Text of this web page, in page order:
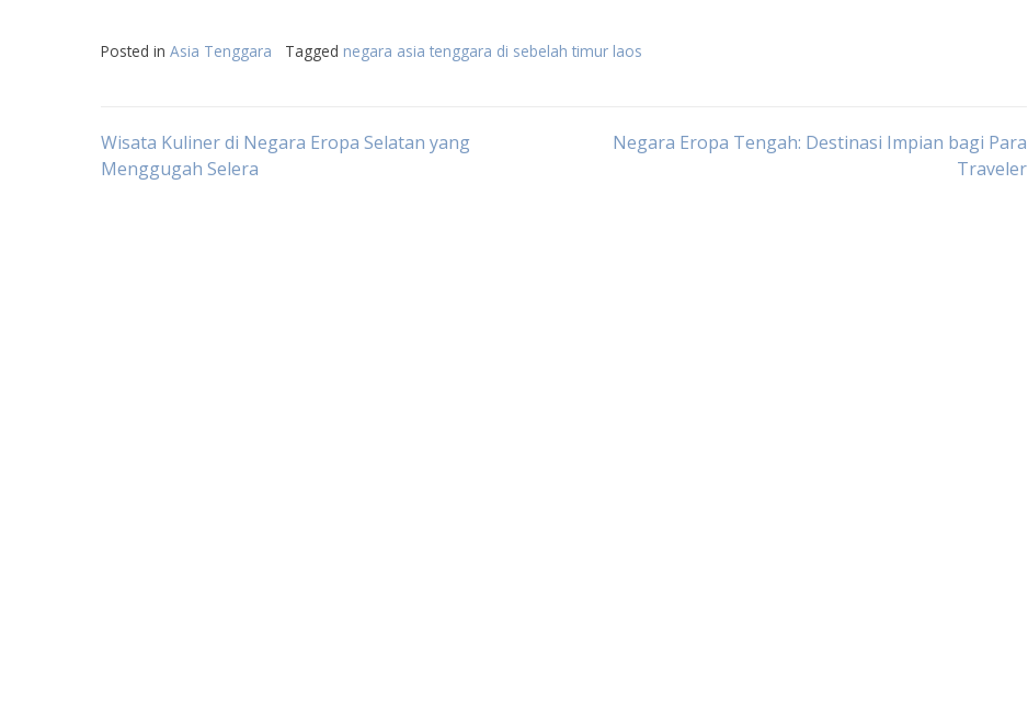
Posted in Asia Tenggara Tagged negara asia tenggara di sebelah timur laos
Post
Wisata Kuliner di Negara Eropa Selatan yang
Menggugah Selera
Negara Eropa Tengah: Destinasi Impian bagi Para
Traveler